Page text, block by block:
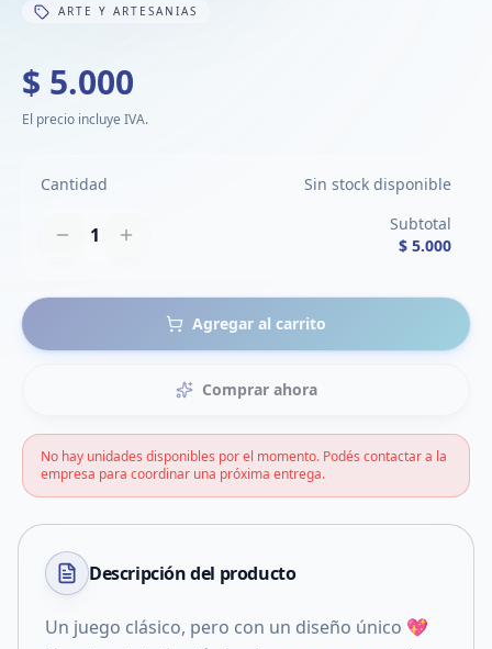
ARTE Y ARTESANIAS
$ 5.000
El precio incluye IVA.
Cantidad Sin stock disponible
1
Subtotal
$ 5.000
Agregar al carrito
Comprar ahora
No hay unidades disponibles por el momento. Podés contactar a la
empresa para coordinar una próxima entrega.
Descripción del producto
Un juego clásico, pero con un diseño único 💖